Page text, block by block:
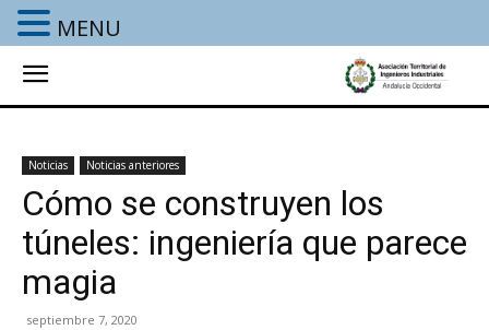
Noticias Noticias anteriores
Cómo se construyen los
túneles: ingeniería que parece
magia
septiembre 7, 2020
MENU